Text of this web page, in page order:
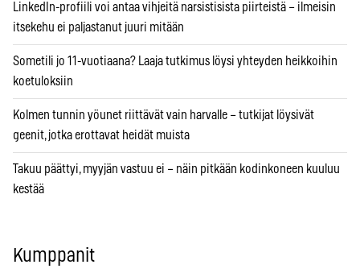
LinkedIn-profiili voi antaa vihjeitä narsistisista piirteistä – ilmeisin
itsekehu ei paljastanut juuri mitään
Sometili jo 11-vuotiaana? Laaja tutkimus löysi yhteyden heikkoihin
koetuloksiin
Kolmen tunnin yöunet riittävät vain harvalle – tutkijat löysivät
geenit, jotka erottavat heidät muista
Takuu päättyi, myyjän vastuu ei – näin pitkään kodinkoneen kuuluu
kestää
Kumppanit